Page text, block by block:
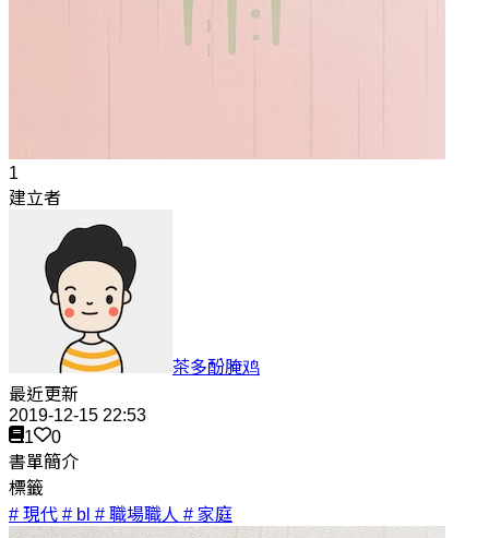
1
建立者
茶多酚腌鸡
最近更新
2019-12-15 22:53
1
0
書單簡介
標籤
# 現代 # bl # 職場職人 # 家庭